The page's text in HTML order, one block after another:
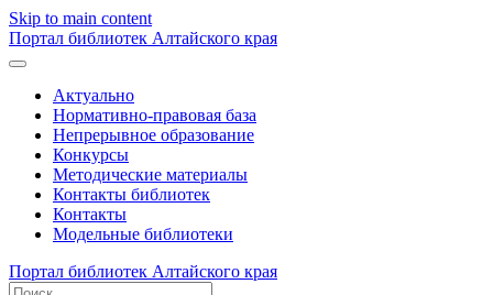
Skip to main content
Портал библиотек Алтайского края
Актуально
Нормативно-правовая база
Непрерывное образование
Конкурсы
Методические материалы
Контакты библиотек
Контакты
Модельные библиотеки
Портал библиотек Алтайского края